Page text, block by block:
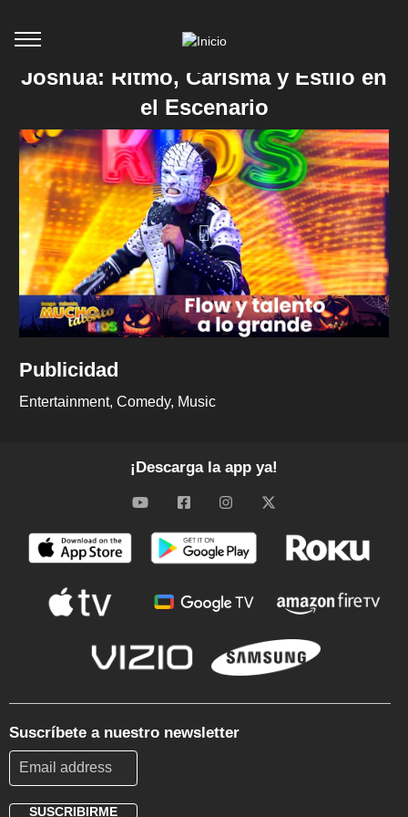
Joshua: Ritmo, Carisma y Estilo en
el Escenario
Publicidad
Entertainment Comedy Music
¡Descarga la app ya!
Suscríbete a nuestro newsletter
SUSCRIBIRME